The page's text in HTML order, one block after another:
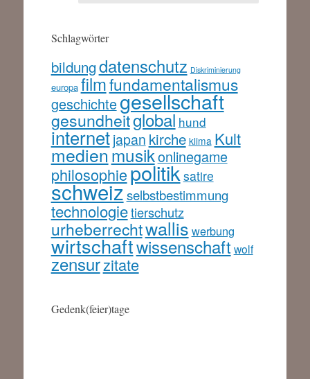
Schlagwörter
bildungdatenschutz Diskriminierung
europa filmfundamentalismus
geschichtegesellschaft
gesundheitglobal hund
internetjapan kirche klima Kult
medienmusikonlinegame
philosophiepolitiksatire
schweizselbstbestimmung
technologietierschutz
urheberrechtwallis werbung
wirtschaftwissenschaft wolf
zensurzitate
Gedenk(feier)tage